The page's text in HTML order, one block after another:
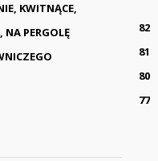
KWITNĄCE,
PERGOLĘ
82
81
80
77